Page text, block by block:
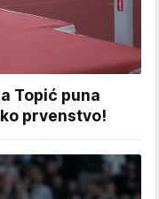
Topić puna
prvenstvo!